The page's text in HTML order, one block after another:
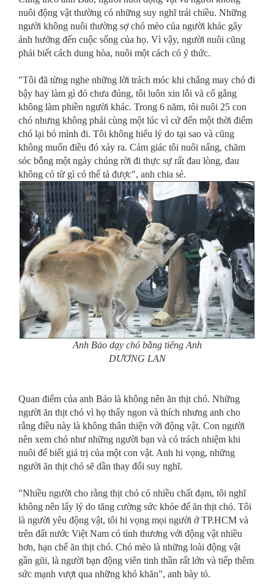
nuôi động vật thường có những suy nghĩ trái chiều. Những
người không nuôi thường sợ chó mèo của người khác gây
ảnh hưởng đến cuộc sống của họ. Vì vậy, người nuôi cũng
phải biết cách dung hòa, nuôi một cách có ý thức.
"Tôi đã từng nghe những lời trách móc khi chẳng may chó đi
bậy hay làm gì đó chưa đúng, tôi luôn xin lỗi và cố gắng
không làm phiền người khác. Trong 6 năm, tôi nuôi 25 con
chó nhưng không phải cùng một lúc vì cứ đến một thời điểm
chó lại bỏ mình đi. Tôi không hiểu lý do tại sao và cũng
không muốn điều đó xảy ra. Cảm giác tôi nuôi nấng, chăm
sóc bỗng một ngày chúng rời đi thực sự rất đau lòng, đau
không có từ gì có thể tả được", anh chia sẻ.
Anh Bảo dạy chó bằng tiếng Anh
DƯƠNG LAN
Quan điểm của anh Bảo là không nên ăn thịt chó. Những
người ăn thịt chó vì họ thấy ngon và thích nhưng anh cho
rằng điều này là không thân thiện với động vật. Con người
nên xem chó như những người bạn và có trách nhiệm khi
nuôi để biết giá trị của một con vật. Anh hi vọng, những
người ăn thịt chó sẽ dần thay đổi suy nghĩ.
"Nhiều người cho rằng thịt chó có nhiều chất đạm, tôi nghĩ
không nên lấy lý do tăng cường sức khỏe để ăn thịt chó. Tôi
là người yêu động vật, tôi hi vọng mọi người ở TP.HCM và
trên đất nước Việt Nam có tình thương với động vật nhiều
hơn, hạn chế ăn thịt chó. Chó mèo là những loài động vật
gần gũi, là người bạn động viên tinh thần rất lớn và tiếp thêm
sức mạnh vượt qua những khó khăn", anh bày tỏ.